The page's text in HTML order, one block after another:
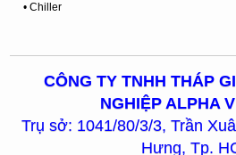
• Chiller
CÔNG TY TNHH THÁP
NGHIỆP ALPHA
Trụ sở: 1041/80/3/3, Trần
Hưng, Tp.